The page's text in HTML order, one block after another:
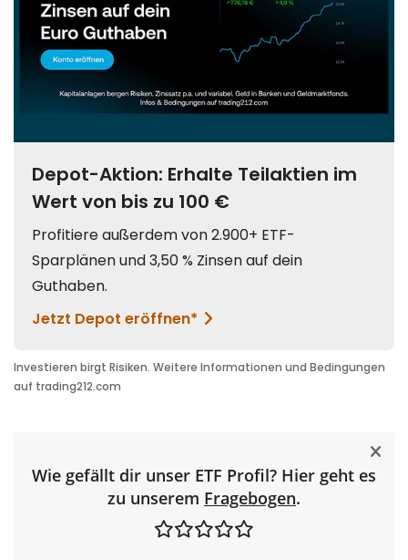
Wie gefällt dir unser ETF Profil? Hier geht es
zu unserem Fragebogen.